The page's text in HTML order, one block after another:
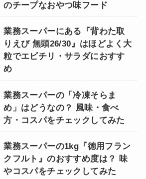
のチープなおやつ味フード
業務スーパーにある『背わた取
りえび 無頭26/30』はほどよく大
粒でエビチリ・サラダにおすす
め
業務スーパーの「冷凍そらま
め」はどうなの？ 風味・食べ
方・コスパをチェックしてみた
業務スーパーの1kg『徳用フラン
クフルト』のおすすめ度は？ 味
やコスパをチェックしてみた